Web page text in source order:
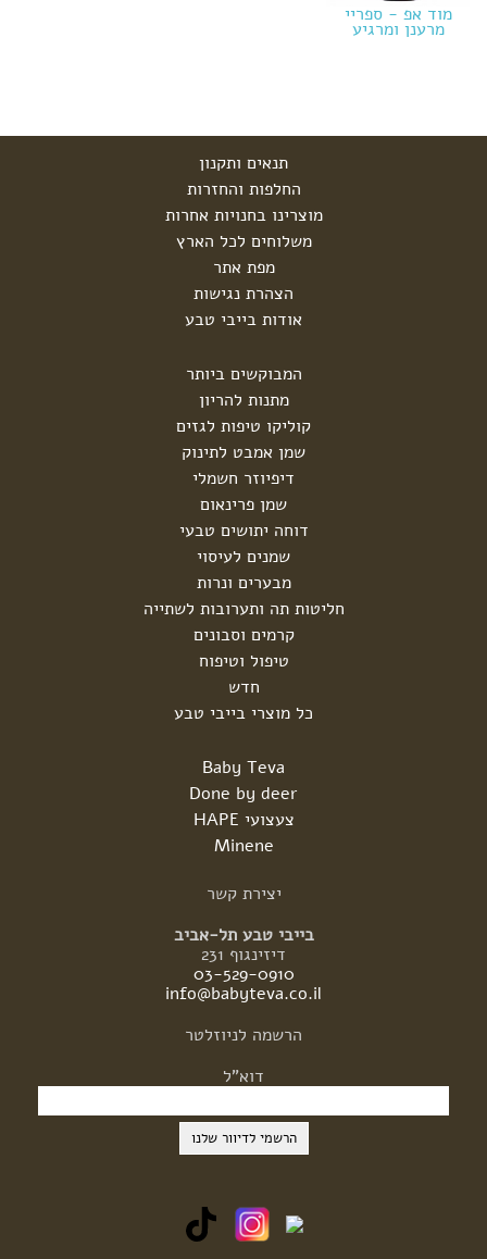
מוד אפ - ספריי
מרענן ומרגיע
תנאים ותקנון
החלפות והחזרות
מוצרינו בחנויות אחרות
משלוחים לכל הארץ
מפת אתר
הצהרת נגישות
אודות בייבי טבע
המבוקשים ביותר
מתנות להריון
קוליקו טיפות לגזים
שמן אמבט לתינוק
דיפיוזר חשמלי
שמן פרינאום
דוחה יתושים טבעי
שמנים לעיסוי
מבערים ונרות
חליטות תה ותערובות לשתייה
קרמים וסבונים
טיפול וטיפוח
חדש
כל מוצרי בייבי טבע
Baby Teva
Done by deer
צעצועי HAPE
Minene
יצירת קשר
בייבי טבע תל-אביב
דיזינגוף 231
03-529-0910
info@babyteva.co.il
הרשמה לניוזלטר
דוא"ל